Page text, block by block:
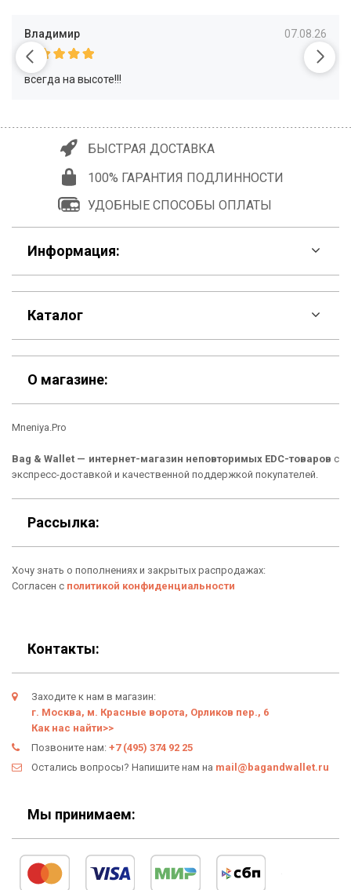
Владимир 07.08.26
всегда на высоте!!!
БЫСТРАЯ ДОСТАВКА
100% ГАРАНТИЯ ПОДЛИННОСТИ
УДОБНЫЕ СПОСОБЫ ОПЛАТЫ
Информация:
F.A.Q
Контакты
Шоурум
Материалы
Подарочные сертификаты
О нас
Отзывы о Bag & Wallet
Гарантия
Условия возврата
Оферта
Политика конфиденциальности
Каталог
Скидки
Кошельки
Сумки
Новинки
Подарки
О магазине:
Bag & Wallet — интернет-магазин неповторимых EDC-товаров
Как нас найти>>
Позвоните нам:+7 (495) 374 92 25